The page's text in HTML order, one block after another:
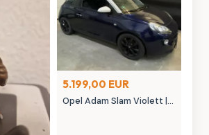
5.199,00 EUR
Opel Adam Slam Violett |